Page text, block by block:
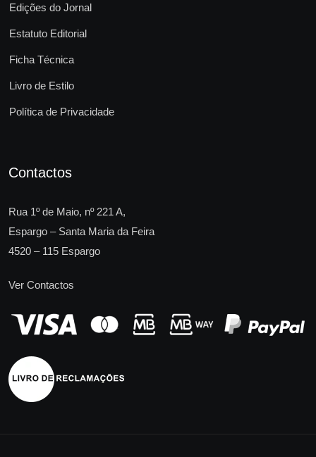
Edições do Jornal
Estatuto Editorial
Ficha Técnica
Livro de Estilo
Política de Privacidade
Contactos
Rua 1º de Maio, nº 221 A,
Espargo – Santa Maria da Feira
4520 – 115 Espargo
Ver Contactos